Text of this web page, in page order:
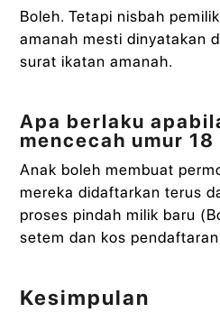
Boleh. Tetapi nisbah
amanah mesti dinyatakan
surat ikatan amanah.
Apa berlaku
mencecah umur 18
Anak boleh membuat
mereka didaftarkan terus
proses pindah milik baru
setem dan kos
Kesimpulan